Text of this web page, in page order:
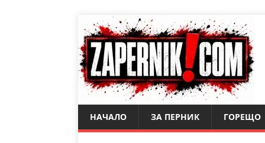
НАЧАЛО ЗА ПЕРНИК ГОРЕЩО